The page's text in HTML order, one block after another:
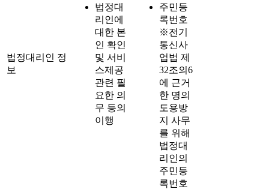
법정대리인 정
보
법정대
리인에
대한 본
인 확인
및 서비
스제공
관련 필
요한 의
무 등의
이행
주민등
록번호
※전기
통신사
업법 제
32조의6
에 근거
한 명의
도용방
지 사무
를 위해
법정대
리인의
주민등
록번호